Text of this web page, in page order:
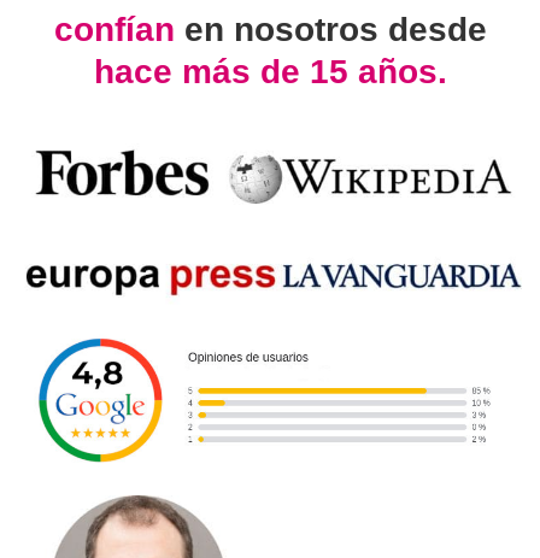
confían en nosotros desde
hace más de 15 años.